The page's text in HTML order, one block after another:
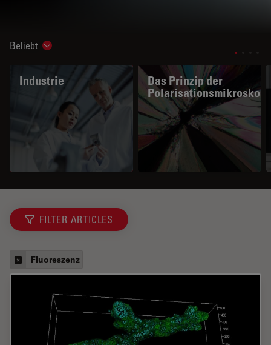
Beliebt Show subnavigation
Industrie
Das Prinzip der
FILTER ARTICLES
Fluoreszenz